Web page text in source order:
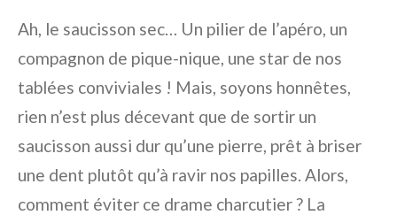
Ah, le saucisson sec… Un pilier de l’apéro, un
compagnon de pique-nique, une star de nos
tablées conviviales ! Mais, soyons honnêtes,
rien n’est plus décevant que de sortir un
saucisson aussi dur qu’une pierre, prêt à briser
une dent plutôt qu’à ravir nos papilles. Alors,
comment éviter ce drame charcutier ? La